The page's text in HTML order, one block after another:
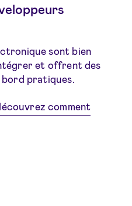
sont bien
et offrent des
pratiques.
comment